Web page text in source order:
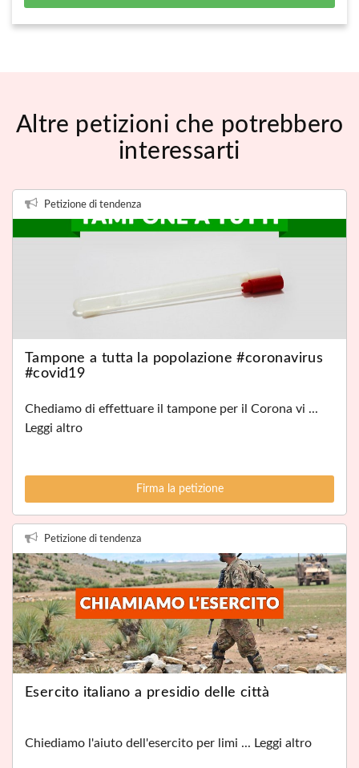
Altre petizioni che potrebbero
interessarti
Petizione di tendenza
Tampone a tutta la popolazione #coronavirus
#covid19
Chediamo di effettuare il tampone per il Corona vi ...
Leggi altro
Firma la petizione
Petizione di tendenza
Esercito italiano a presidio delle città
Chiediamo l'aiuto dell'esercito per limi ... Leggi altro